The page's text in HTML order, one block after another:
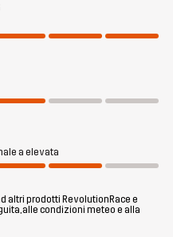
antiusura. Che tu sia
ami stare
da indossare sulle piste.
una taglia L
a elevata
altri prodotti RevolutionRace e
alle condizioni meteo e alla